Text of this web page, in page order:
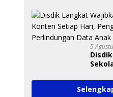
5
Data